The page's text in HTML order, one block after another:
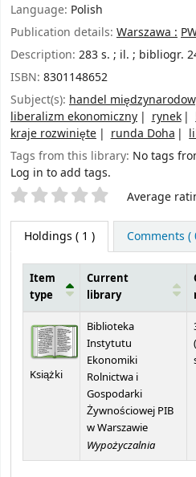
Language: Polish
Publication details: Warszawa :
Description: 283 s. ; il. ; bibliogr.
ISBN: 8301148652
Subject(s): handel
liberalizm ekonomiczny
rynek
kraje rozwinięte
runda Doha
Tags from this library: No tags
Log in to add tags.
Star ratings Average
Holdings ( 1 ) Comments (
Item
type
Current
library
Książki
Biblioteka
Instytutu
Ekonomiki
Rolnictwa i
Gospodarki
Żywnościowej PIB
w Warszawie
Wypożyczalnia
(